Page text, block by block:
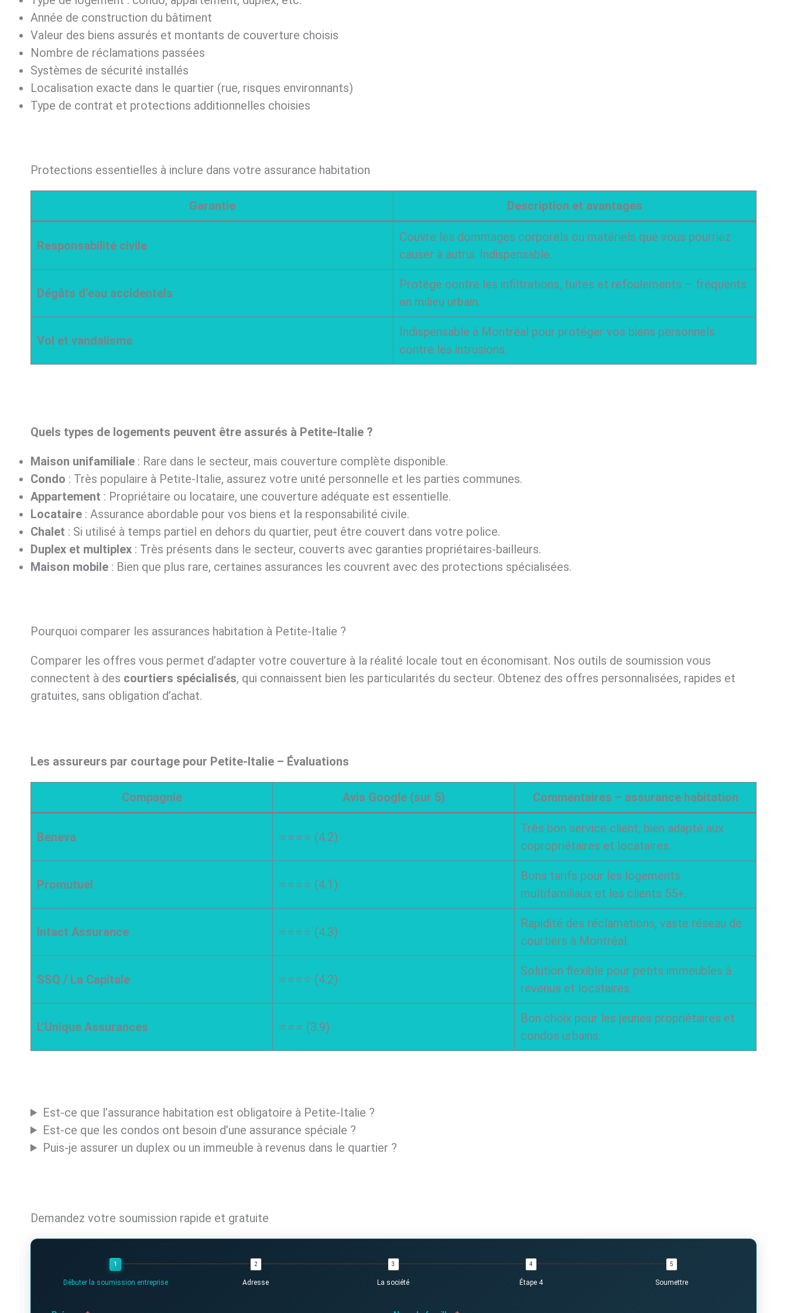
Année de construction du bâtiment
Valeur des biens assurés et montants de couverture choisis
Nombre de réclamations passées
Systèmes de sécurité installés
Localisation exacte dans le quartier (rue, risques environnants)
Type de contrat et protections additionnelles choisies
Protections essentielles à inclure dans votre assurance habitation
Garantie Description et avantages
Responsabilité civile
Couvre les dommages corporels ou matériels que vous pourriez
causer à autrui. Indispensable.
Dégâts d’eau accidentels
Protège contre les infiltrations, fuites et refoulements – fréquents
en milieu urbain.
Vol et vandalisme
Indispensable à Montréal pour protéger vos biens personnels
contre les intrusions.
Quels types de logements peuvent être assurés à Petite-Italie ?
Maison unifamiliale : Rare dans le secteur, mais couverture complète disponible.
Condo : Très populaire à Petite-Italie, assurez votre unité personnelle et les parties communes.
Appartement : Propriétaire ou locataire, une couverture adéquate est essentielle.
Locataire : Assurance abordable pour vos biens et la responsabilité civile.
Chalet : Si utilisé à temps partiel en dehors du quartier, peut être couvert dans votre police.
Duplex et multiplex : Très présents dans le secteur, couverts avec garanties propriétaires-bailleurs.
Maison mobile : Bien que plus rare, certaines assurances les couvrent avec des protections spécialisées.
Pourquoi comparer les assurances habitation à Petite-Italie ?
Comparer les offres vous permet d’adapter votre couverture à la réalité locale tout en économisant. Nos outils de soumission vous
connectent à des courtiers spécialisés, qui connaissent bien les particularités du secteur. Obtenez des offres personnalisées, rapides et
gratuites, sans obligation d’achat.
Les assureurs par courtage pour Petite-Italie – Évaluations
Compagnie Avis Google (sur 5) Commentaires – assurance habitation
Beneva ⭐⭐⭐⭐ (4.2)
Très bon service client, bien adapté aux
copropriétaires et locataires.
Promutuel ⭐⭐⭐⭐ (4.1)
Bons tarifs pour les logements
multifamiliaux et les clients 55+.
Intact Assurance ⭐⭐⭐⭐ (4.3)
Rapidité des réclamations, vaste réseau de
courtiers à Montréal.
SSQ / La Capitale ⭐⭐⭐⭐ (4.2)
Solution flexible pour petits immeubles à
revenus et locataires.
L’Unique Assurances ⭐⭐⭐ (3.9)
Bon choix pour les jeunes propriétaires et
condos urbains.
Est-ce que l’assurance habitation est obligatoire à Petite-Italie ?
Est-ce que les condos ont besoin d’une assurance spéciale ?
Puis-je assurer un duplex ou un immeuble à revenus dans le quartier ?
Demandez votre soumission rapide et gratuite
Débuter la soumission entreprise Adresse La société Étape 4 Soumettre